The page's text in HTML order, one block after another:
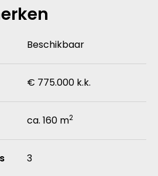
Beschikbaar
€ 775.000 k.k.
ca. 160 m2
3